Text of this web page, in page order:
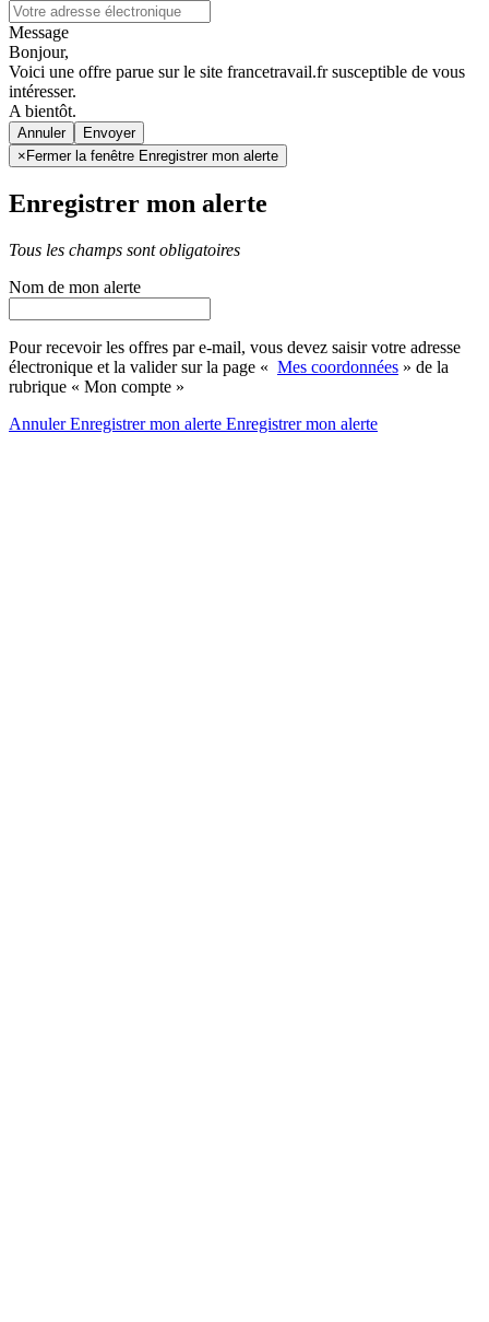
Message
Bonjour,
Voici une offre parue sur le site francetravail.fr susceptible de vous
intéresser.
A bientôt.
Annuler
× Fermer la fenêtre Enregistrer mon alerte
Enregistrer mon alerte
Tous les champs sont obligatoires
Nom de mon alerte
Pour recevoir les offres par e-mail, vous devez saisir votre adresse
électronique et la valider sur la page « Mes coordonnées » de la
rubrique « Mon compte »
AnnulerEnregistrer mon alerte Enregistrermon alerte